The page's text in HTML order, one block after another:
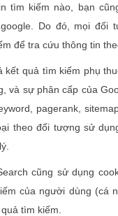
tìm kiếm nào, bạn
Do đó, mọi đối
để tra cứu thông tin
kết quả tìm kiếm phụ
và sự phân cấp của
pagerank,
theo đối tượng sử
cũng sử dụng
của người dùng (cá
tìm kiếm.